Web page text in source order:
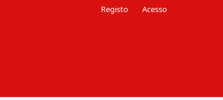
Registo Acesso